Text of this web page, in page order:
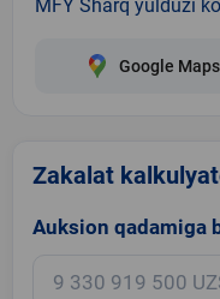
MFY Sharq yulduzi
Google Maps
Zakalat
Auksion qadamiga